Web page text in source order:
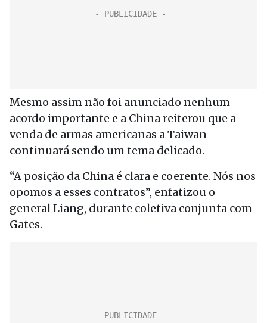
Mesmo assim não foi anunciado nenhum
acordo importante e a China reiterou que a
venda de armas americanas a Taiwan
continuará sendo um tema delicado.
“A posição da China é clara e coerente. Nós nos
opomos a esses contratos”, enfatizou o
general Liang, durante coletiva conjunta com
Gates.